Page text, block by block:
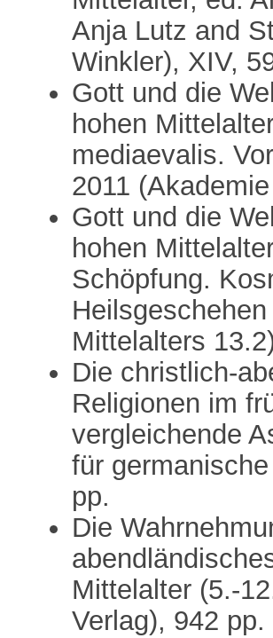
Anja Lutz and
Winkler), XIV,
Gott und die
hohen
mediaevalis.
2011
Gott und die
hohen
Schöpfung.
Mittelalters
Die christlich-
Religionen im
vergleichende
für
pp.
Die
Mittelalter (5.-
Verlag), 942 pp.